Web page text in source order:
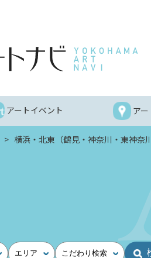
アートイベント ア
横浜・北東（鶴見・神奈川・東神奈川
エリア こだわり検索